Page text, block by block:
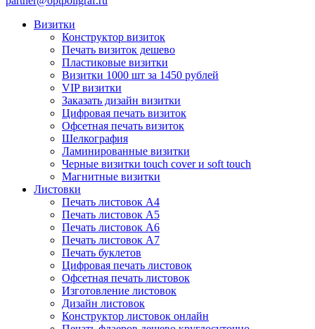
Визитки
Конструктор визиток
Печать визиток дешево
Пластиковые визитки
Визитки 1000 шт за 1450 рублей
VIP визитки
Заказать дизайн визитки
Цифровая печать визиток
Офсетная печать визиток
Шелкография
Ламинированные визитки
Черные визитки touch cover и soft touch
Магнитные визитки
Листовки
Печать листовок А4
Печать листовок А5
Печать листовок А6
Печать листовок А7
Печать буклетов
Цифровая печать листовок
Офсетная печать листовок
Изготовление листовок
Дизайн листовок
Конструктор листовок онлайн